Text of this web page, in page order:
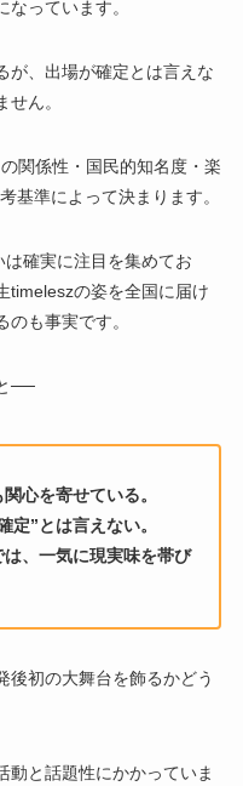
っています。
が、出場が確定とは言えな
ん。
関係性・国民的知名度・楽
基準によって決まります。
確実に注目を集めてお
timeleszの姿を全国に届け
も事実です。
──
心を寄せている。
定”とは言えない。
、一気に現実味を帯び
後初の大舞台を飾るかどう
動と話題性にかかっていま